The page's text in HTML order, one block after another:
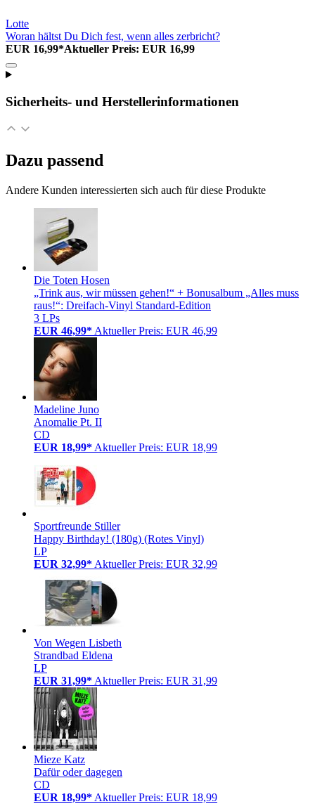
Lotte
Woran hältst Du Dich fest, wenn alles zerbricht?
EUR 16,99*Aktueller Preis: EUR 16,99
Sicherheits- und Herstellerinformationen
Dazu passend
Andere Kunden interessierten sich auch für diese Produkte
Die Toten Hosen
„Trink aus, wir müssen gehen!“ + Bonusalbum „Alles muss
raus!“: Dreifach-Vinyl Standard-Edition
3 LPs
EUR 46,99* Aktueller Preis: EUR 46,99
Madeline Juno
Anomalie Pt. II
CD
EUR 18,99* Aktueller Preis: EUR 18,99
Sportfreunde Stiller
Happy Birthday! (180g) (Rotes Vinyl)
LP
EUR 32,99* Aktueller Preis: EUR 32,99
Von Wegen Lisbeth
Strandbad Eldena
LP
EUR 31,99* Aktueller Preis: EUR 31,99
Mieze Katz
Dafür oder dagegen
CD
EUR 18,99* Aktueller Preis: EUR 18,99